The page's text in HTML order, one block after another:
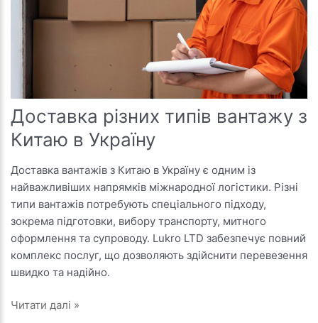
Доставка різних типів вантажу з
Китаю в Україну
Доставка вантажів з Китаю в Україну є одним із
найважливіших напрямків міжнародної логістики. Різні
типи вантажів потребують спеціального підходу,
зокрема підготовки, вибору транспорту, митного
оформлення та супроводу. Lukro LTD забезпечує повний
комплекс послуг, що дозволяють здійснити перевезення
швидко та надійно.
Доставка
Читати далі »